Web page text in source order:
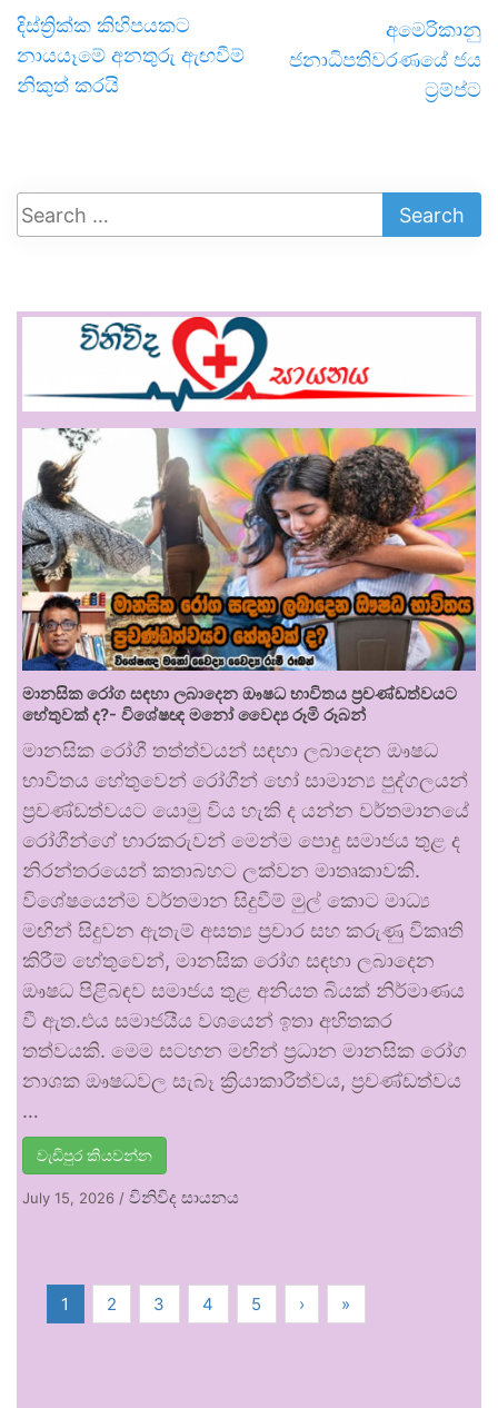
දිස්ත්‍රික්ක කිහිපයකට
නායයෑමේ අනතුරු ඇඟවීම්
නිකුත් කරයි
අමෙරිකානු
ජනාධිපතිවරණයේ ජය
ට්‍රම්ප්ට
මානසික රෝග සඳහා ලබාදෙන ඖෂධ භාවිතය ප්‍රචණ්ඩත්වයට
හේතුවක් ද?- විශේෂඥ මනෝ වෛද්‍ය රූමි රූබන්
මානසික රෝගී තත්ත්වයන් සඳහා ලබාදෙන ඖෂධ
භාවිතය හේතුවෙන් රෝගීන් හෝ සාමාන්‍ය පුද්ගලයන්
ප්‍රචණ්ඩත්වයට යොමු විය හැකි ද යන්න වර්තමානයේ
රෝගීන්ගේ භාරකරුවන් මෙන්ම පොදු සමාජය තුළ ද
නිරන්තරයෙන් කතාබහට ලක්වන මාතෘකාවකි.
විශේෂයෙන්ම වර්තමාන සිදුවීම් මුල් කොට මාධ්‍ය
මඟින් සිදුවන ඇතැම් අසත්‍ය ප්‍රචාර සහ කරුණු විකෘති
කිරීම් හේතුවෙන්, මානසික රෝග සඳහා ලබාදෙන
ඖෂධ පිළිබඳව සමාජය තුළ අනියත බියක් නිර්මාණය
වී ඇත.එය සමාජයීය වශයෙන් ඉතා අහිතකර
තත්වයකි. මෙම සටහන මඟින් ප්‍රධාන මානසික රෝග
නාශක ඖෂධවල සැබෑ ක්‍රියාකාරීත්වය, ප්‍රචණ්ඩත්වය
…
වැඩිපුර කියවන්න
July 15, 2026 / විනිවිද සායනය
1 2 3 4 5 › »